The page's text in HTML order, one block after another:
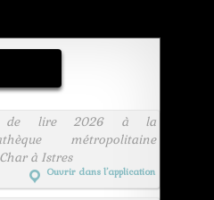
de lire 2026 à la
métropolitaine
à Istres
Ouvrir dans l’application